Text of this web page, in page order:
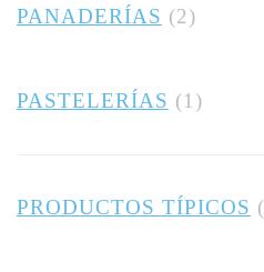
PANADERÍAS (2)
PASTELERÍAS (1)
PRODUCTOS TÍPICOS